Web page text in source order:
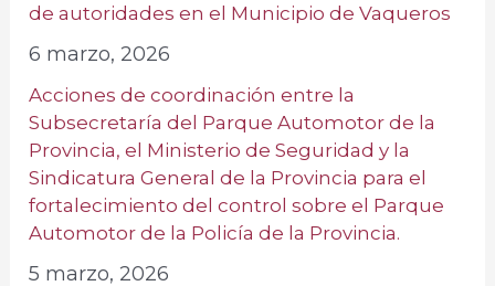
de autoridades en el Municipio de Vaqueros
6 marzo, 2026
Acciones de coordinación entre la
Subsecretaría del Parque Automotor de la
Provincia, el Ministerio de Seguridad y la
Sindicatura General de la Provincia para el
fortalecimiento del control sobre el Parque
Automotor de la Policía de la Provincia.
5 marzo, 2026